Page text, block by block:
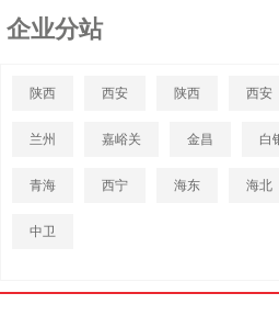
企业分站
陕西 西安 陕西 西安
兰州 嘉峪关 金昌 白
青海 西宁 海东 海北
中卫